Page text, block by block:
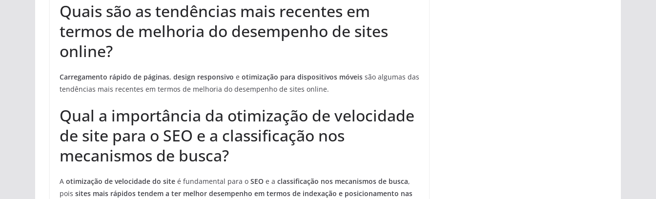
Quais são as tendências mais recentes em
termos de melhoria do desempenho de sites
online?
Carregamento rápido de páginas, design responsivo e otimização para dispositivos móveis são algumas das
tendências mais recentes em termos de melhoria do desempenho de sites online.
Qual a importância da otimização de velocidade
de site para o SEO e a classificação nos
mecanismos de busca?
A otimização de velocidade do site é fundamental para o SEO e a classificação nos mecanismos de busca,
pois sites mais rápidos tendem a ter melhor desempenho em termos de indexação e posicionamento nas